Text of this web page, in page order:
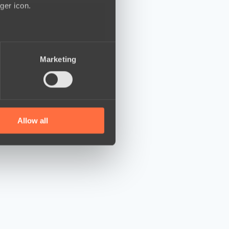
icon.
who may combine it with
Marketing
Allow all